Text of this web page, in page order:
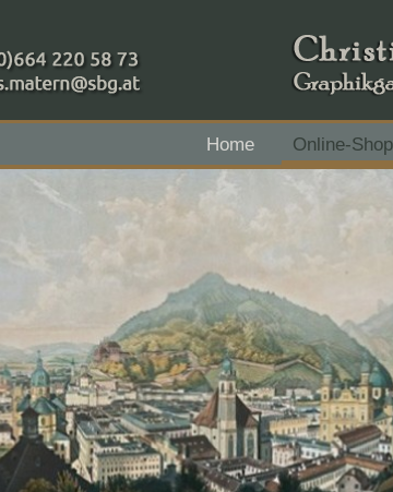
+43 (0)664 220 58 73
Home Online-Shop
RAIBA - Flachgau Mitte - IBAN